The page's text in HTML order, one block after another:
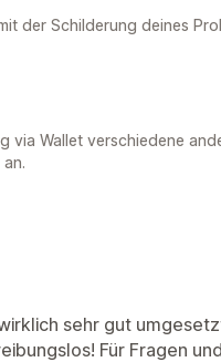
der Schilderung deines
via Wallet verschiedene
sehr gut
Für Fragen